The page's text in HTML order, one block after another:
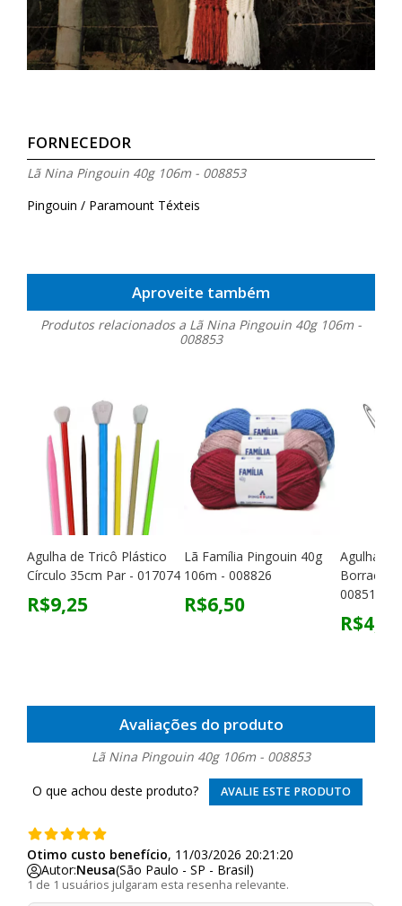
FORNECEDOR
Lã Nina Pingouin 40g 106m - 008853
Pingouin / Paramount Téxteis
Aproveite também
Produtos relacionados a Lã Nina Pingouin 40g 106m -
008853
Agulha de Tricô Plástico
Círculo 35cm Par - 017074
R$9,25
Lã Família Pingouin 40g
106m - 008826
R$6,50
Agulha de
Borracha
008519
R$4,60
Avaliações do produto
Lã Nina Pingouin 40g 106m - 008853
O que achou deste produto?
AVALIE ESTE PRODUTO
1 de 1 usuários julgaram esta resenha relevante.
Otimo custo benefício, 11/03/2026 20:21:20
Autor:Neusa(São Paulo - SP - Brasil)